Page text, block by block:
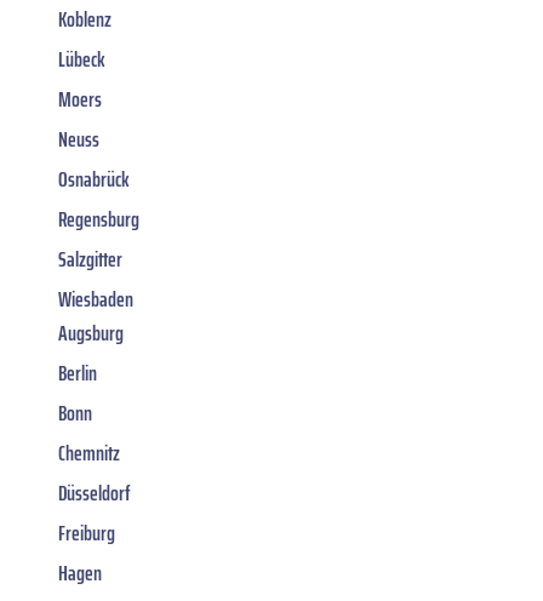
Koblenz
Lübeck
Moers
Neuss
Osnabrück
Regensburg
Salzgitter
Wiesbaden
Augsburg
Berlin
Bonn
Chemnitz
Düsseldorf
Freiburg
Hagen